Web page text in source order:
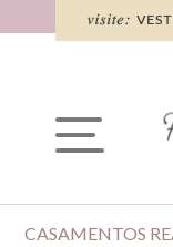
CASAMENTOS